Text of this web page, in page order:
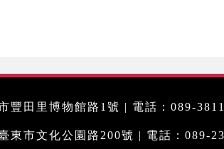
豐田里博物館路1號 | 電話：089-
東市文化公園路200號 | 電話：089-